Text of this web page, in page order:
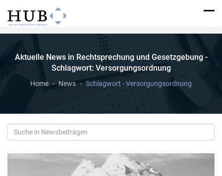
Aktuelle News in Rechtsprechung und Gesetzgebung -
Schlagwort: Versorgungsordnung
Home News Schlagwort - Versorgungsordnung